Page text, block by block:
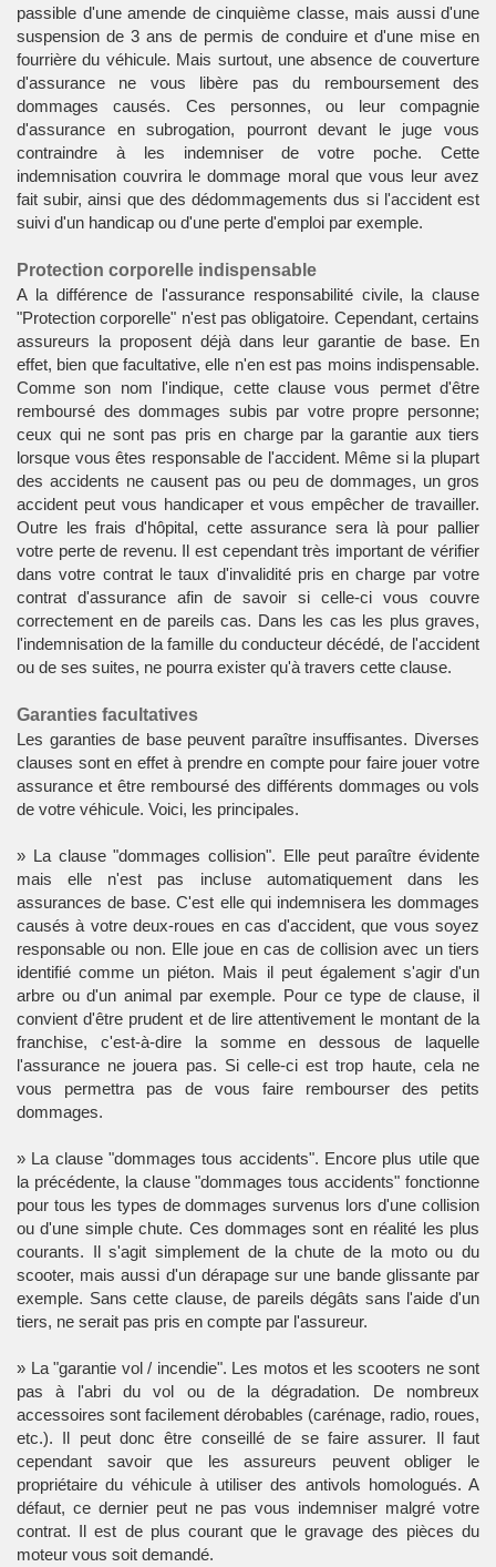
passible d'une amende de cinquième classe, mais aussi d'une
suspension de 3 ans de permis de conduire et d'une mise en
fourrière du véhicule. Mais surtout, une absence de couverture
d'assurance ne vous libère pas du remboursement des
dommages causés. Ces personnes, ou leur compagnie
d'assurance en subrogation, pourront devant le juge vous
contraindre à les indemniser de votre poche. Cette
indemnisation couvrira le dommage moral que vous leur avez
fait subir, ainsi que des dédommagements dus si l'accident est
suivi d'un handicap ou d'une perte d'emploi par exemple.
Protection corporelle indispensable
A la différence de l'assurance responsabilité civile, la clause
"Protection corporelle" n'est pas obligatoire. Cependant, certains
assureurs la proposent déjà dans leur garantie de base. En
effet, bien que facultative, elle n'en est pas moins indispensable.
Comme son nom l'indique, cette clause vous permet d'être
remboursé des dommages subis par votre propre personne;
ceux qui ne sont pas pris en charge par la garantie aux tiers
lorsque vous êtes responsable de l'accident. Même si la plupart
des accidents ne causent pas ou peu de dommages, un gros
accident peut vous handicaper et vous empêcher de travailler.
Outre les frais d'hôpital, cette assurance sera là pour pallier
votre perte de revenu. Il est cependant très important de vérifier
dans votre contrat le taux d'invalidité pris en charge par votre
contrat d'assurance afin de savoir si celle-ci vous couvre
correctement en de pareils cas. Dans les cas les plus graves,
l'indemnisation de la famille du conducteur décédé, de l'accident
ou de ses suites, ne pourra exister qu'à travers cette clause.
Garanties facultatives
Les garanties de base peuvent paraître insuffisantes. Diverses
clauses sont en effet à prendre en compte pour faire jouer votre
assurance et être remboursé des différents dommages ou vols
de votre véhicule. Voici, les principales.
» La clause "dommages collision". Elle peut paraître évidente
mais elle n'est pas incluse automatiquement dans les
assurances de base. C'est elle qui indemnisera les dommages
causés à votre deux-roues en cas d'accident, que vous soyez
responsable ou non. Elle joue en cas de collision avec un tiers
identifié comme un piéton. Mais il peut également s'agir d'un
arbre ou d'un animal par exemple. Pour ce type de clause, il
convient d'être prudent et de lire attentivement le montant de la
franchise, c'est-à-dire la somme en dessous de laquelle
l'assurance ne jouera pas. Si celle-ci est trop haute, cela ne
vous permettra pas de vous faire rembourser des petits
dommages.
» La clause "dommages tous accidents". Encore plus utile que
la précédente, la clause "dommages tous accidents" fonctionne
pour tous les types de dommages survenus lors d'une collision
ou d'une simple chute. Ces dommages sont en réalité les plus
courants. Il s'agit simplement de la chute de la moto ou du
scooter, mais aussi d'un dérapage sur une bande glissante par
exemple. Sans cette clause, de pareils dégâts sans l'aide d'un
tiers, ne serait pas pris en compte par l'assureur.
» La "garantie vol / incendie". Les motos et les scooters ne sont
pas à l'abri du vol ou de la dégradation. De nombreux
accessoires sont facilement dérobables (carénage, radio, roues,
etc.). Il peut donc être conseillé de se faire assurer. Il faut
cependant savoir que les assureurs peuvent obliger le
propriétaire du véhicule à utiliser des antivols homologués. A
défaut, ce dernier peut ne pas vous indemniser malgré votre
contrat. Il est de plus courant que le gravage des pièces du
moteur vous soit demandé.